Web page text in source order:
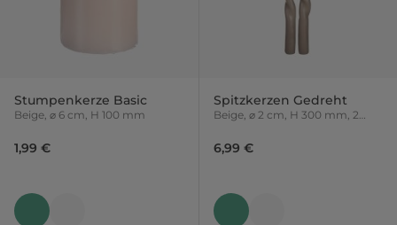
Stumpenkerze Basic
Beige, ⌀ 6 cm, H 100 mm
1,99 €
Spitzkerzen Gedreht
Beige, ⌀ 2 cm, H 300 mm, 2
6,99 €